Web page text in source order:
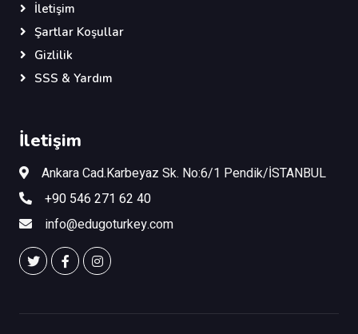
İletişim
Şartlar Koşullar
Gizlilik
SSS & Yardım
İletişim
Ankara Cad.Karbeyaz Sk. No:6/1 Pendik/İSTANBUL
+90 546 271 62 40
info@edugoturkey.com